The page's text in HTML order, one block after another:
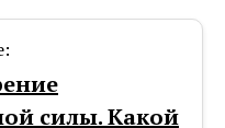
силы. Какой